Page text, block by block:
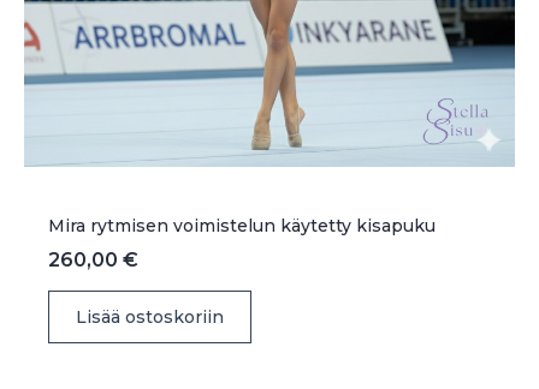
Mira rytmisen voimistelun käytetty kisapuku
260,00 €
Lisää ostoskoriin